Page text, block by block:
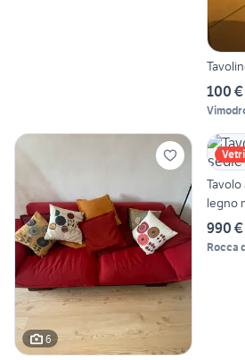
100 €
6
legno
990 €
Rocca